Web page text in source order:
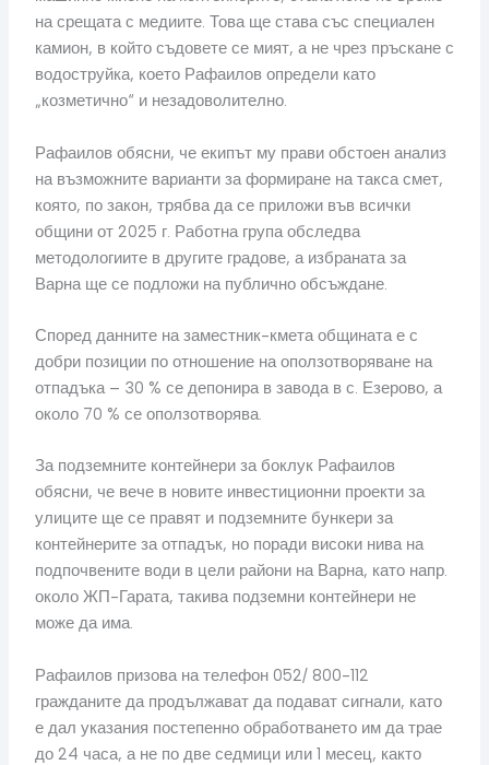
на срещата с медиите. Това ще става със специален
камион, в който съдовете се мият, а не чрез пръскане с
водоструйка, което Рафаилов определи като
„козметично“ и незадоволително.
Рафаилов обясни, че екипът му прави обстоен анализ
на възможните варианти за формиране на такса смет,
която, по закон, трябва да се приложи във всички
общини от 2025 г. Работна група обследва
методологиите в другите градове, а избраната за
Варна ще се подложи на публично обсъждане.
Според данните на заместник-кмета общината е с
добри позиции по отношение на оползотворяване на
отпадъка – 30 % се депонира в завода в с. Езерово, а
около 70 % се оползотворява.
За подземните контейнери за боклук Рафаилов
обясни, че вече в новите инвестиционни проекти за
улиците ще се правят и подземните бункери за
контейнерите за отпадък, но поради високи нива на
подпочвените води в цели райони на Варна, като напр.
около ЖП-Гарата, такива подземни контейнери не
може да има.
Рафаилов призова на телефон 052/ 800-112
гражданите да продължават да подават сигнали, като
е дал указания постепенно обработването им да трае
до 24 часа, а не по две седмици или 1 месец, както